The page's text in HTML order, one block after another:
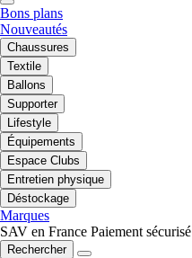
Bons plans
Nouveautés
Chaussures
Textile
Ballons
Supporter
Lifestyle
Équipements
Espace Clubs
Entretien physique
Déstockage
Marques
SAV en France Paiement sécurisé
Rechercher